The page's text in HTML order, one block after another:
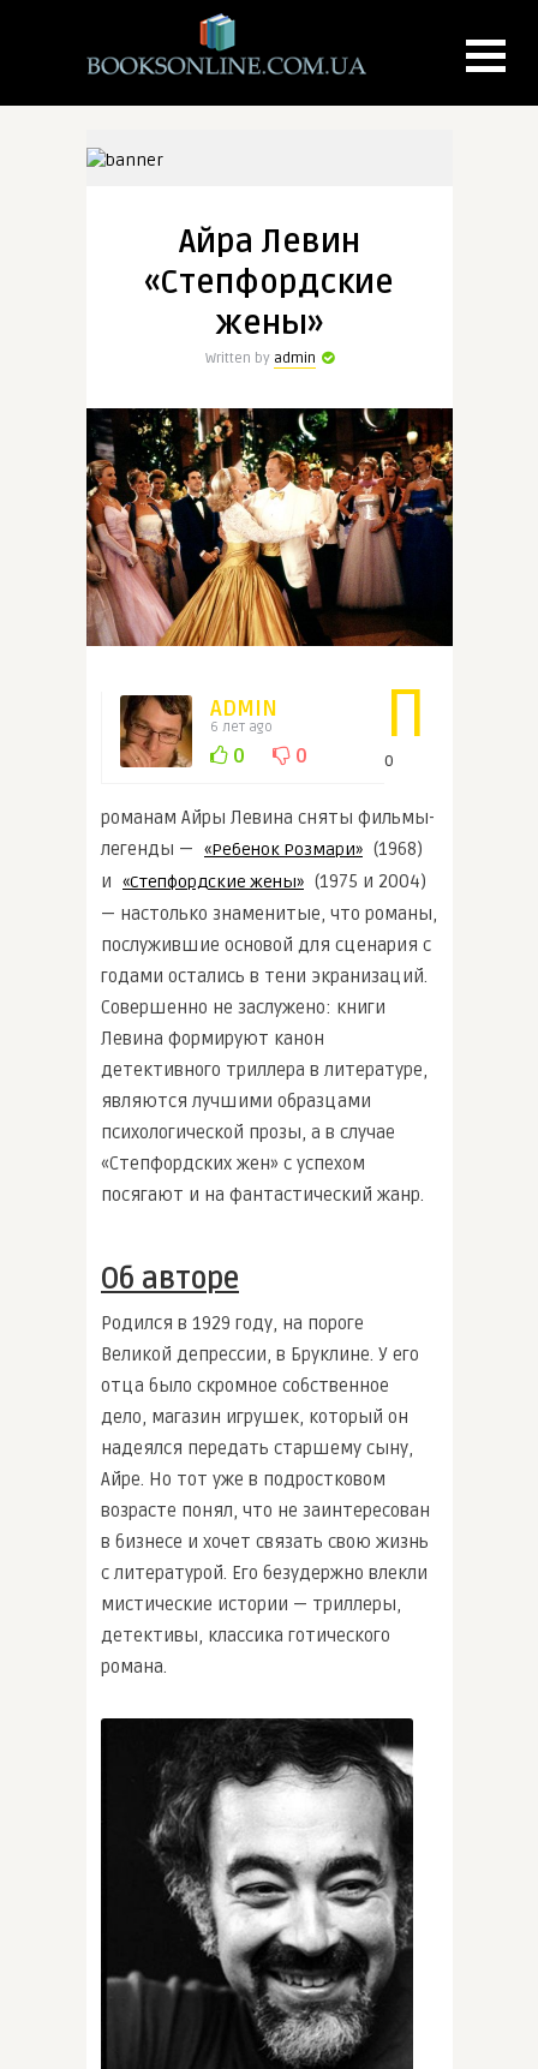
Айра Левин
«Степфордские
жены»
Written by admin
ADMIN
6 лет ago
0 0
П
о
романам Айры Левина сняты фильмы-
легенды — «Ребенок Розмари» (1968)
и «Степфордские жены» (1975 и 2004)
— настолько знаменитые, что романы,
послужившие основой для сценария с
годами остались в тени экранизаций.
Совершенно не заслужено: книги
Левина формируют канон
детективного триллера в литературе,
являются лучшими образцами
психологической прозы, а в случае
«Степфордских жен» с успехом
посягают и на фантастический жанр.
Об авторе
Родился в 1929 году, на пороге
Великой депрессии, в Бруклине. У его
отца было скромное собственное
дело, магазин игрушек, который он
надеялся передать старшему сыну,
Айре. Но тот уже в подростковом
возрасте понял, что не заинтересован
в бизнесе и хочет связать свою жизнь
с литературой. Его безудержно влекли
мистические истории — триллеры,
детективы, классика готического
романа.